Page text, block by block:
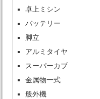
卓上ミシン
バッテリー
脚立
アルミタイヤ
スーパーカブ
金属物一式
般外機